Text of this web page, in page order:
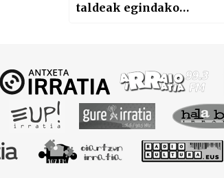
taldeak egindako
Txapelketa Nagusiari
buruzkoak eta kirol
kontuak ekarri dizkigute
Ataria irratiko lagunek